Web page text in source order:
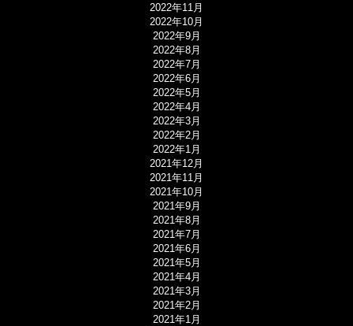
2022年11月
2022年10月
2022年9月
2022年8月
2022年7月
2022年6月
2022年5月
2022年4月
2022年3月
2022年2月
2022年1月
2021年12月
2021年11月
2021年10月
2021年9月
2021年8月
2021年7月
2021年6月
2021年5月
2021年4月
2021年3月
2021年2月
2021年1月